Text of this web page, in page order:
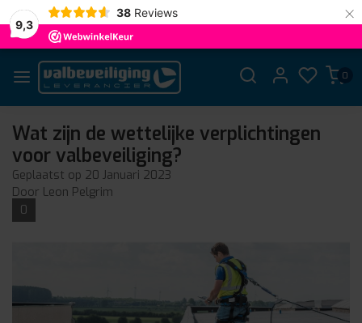
9,3
38 Reviews ×
0
Wat zijn de wettelijke verplichtingen
voor valbeveiliging?
Geplaatst op 20 Januari 2023
Door Leon Pelgrim
0